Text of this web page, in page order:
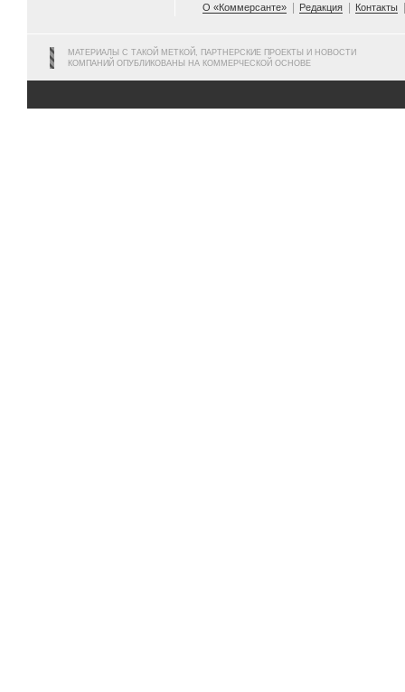
О «Коммерсанте»
Редакция Контакты
МАТЕРИАЛЫ С ТАКОЙ МЕТКОЙ, ПАРТНЕРСКИЕ ПРОЕКТЫ И НОВОСТИ
КОМПАНИЙ ОПУБЛИКОВАНЫ НА КОММЕРЧЕСКОЙ ОСНОВЕ